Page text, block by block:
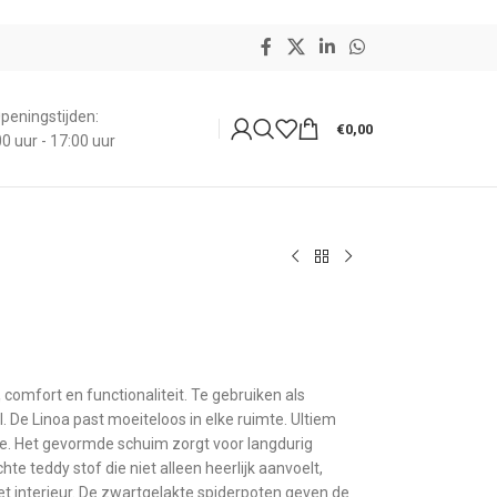
uur - 17:00 uur
€0,00
comfort en functionaliteit. Te gebruiken als
Linoa past moeiteloos in elke ruimte. Ultiem
Het gevormde schuim zorgt voor langdurig
teddy stof die niet alleen heerlijk aanvoelt,
interieur. De zwartgelakte spiderpoten geven de